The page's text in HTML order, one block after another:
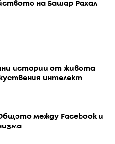
на Башар Рахал
истории от живота
интелект
между Facebook и